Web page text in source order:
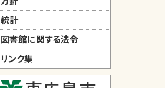
統計
図書館に関する法令
リンク集